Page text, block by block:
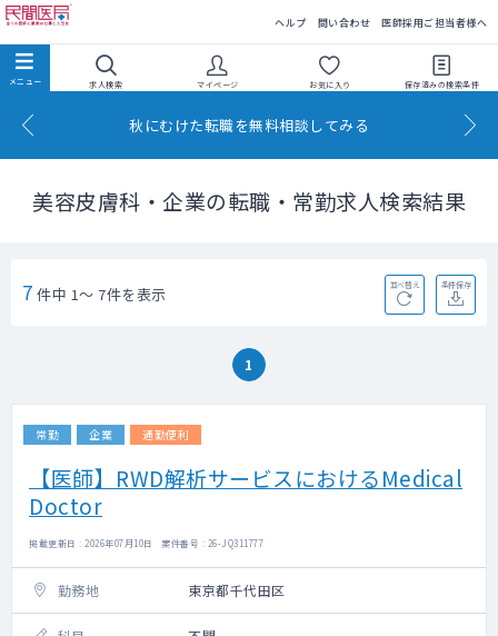
ヘルプ 問い合わせ 医師採用ご担当者様へ
求人検索 マイページ お気に入り 保存済みの検索条件
秋にむけた転職を無料相談してみる
美容皮膚科・企業の転職・常勤求人検索結果
7 件中 1～ 7件を表示 並べ替え 条件保存
1
常勤 企業 通勤便利
【医師】RWD解析サービスにおけるMedical
Doctor
掲載更新日 : 2026年07月10日 案件番号 : 26-JQ311777
勤務地 東京都千代田区